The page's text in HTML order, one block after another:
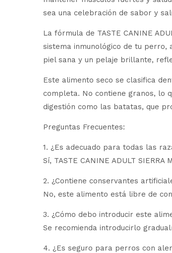
sea una celebración de sabor y
La fórmula de TASTE CANINE
sistema inmunológico de tu perro,
piel sana y un pelaje brillante,
Este alimento seco se clasifica
completa. No contiene granos, lo
digestión como las batatas, que
Preguntas Frecuentes:
1. ¿Es adecuado para todas las
Sí, TASTE CANINE ADULT
2. ¿Contiene conservantes
No, este alimento está libre de
3. ¿Cómo debo introducir este
Se recomienda introducirlo
4. ¿Es seguro para perros con